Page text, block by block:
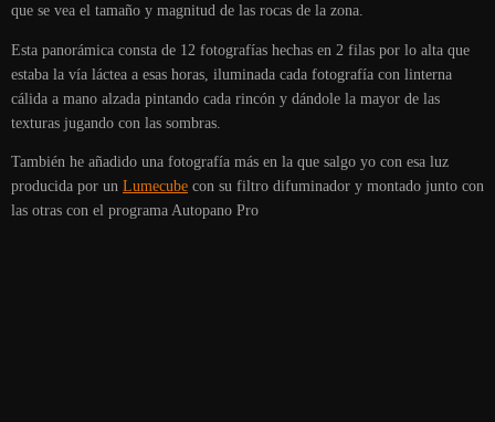
que se vea el tamaño y magnitud de las rocas de la zona.
Esta panorámica consta de 12 fotografías hechas en 2 filas por lo alta que
estaba la vía láctea a esas horas, iluminada cada fotografía con linterna
cálida a mano alzada pintando cada rincón y dándole la mayor de las
texturas jugando con las sombras.
También he añadido una fotografía más en la que salgo yo con esa luz
producida por un Lumecube con su filtro difuminador y montado junto con
las otras con el programa Autopano Pro